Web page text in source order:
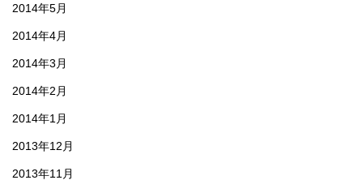
2014年5月
2014年4月
2014年3月
2014年2月
2014年1月
2013年12月
2013年11月